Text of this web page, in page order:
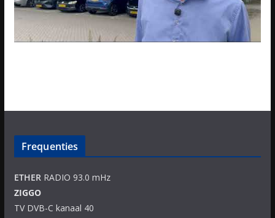
Frequenties
ETHERRADIO 93.0 mHz
ZIGGO
TV DVB-C kanaal 40